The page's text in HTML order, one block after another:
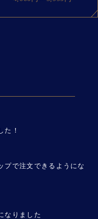
た！
プで注文できるようにな
なりました